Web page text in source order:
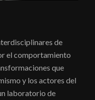
de
el comportamiento
que
y los actores del
laboratorio de